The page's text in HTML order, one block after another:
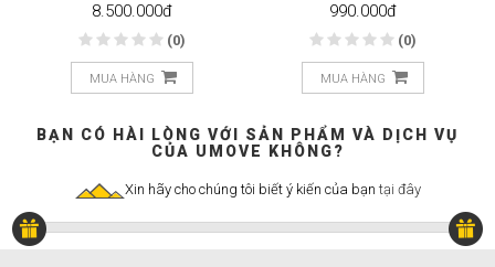
8.500.000đ
(0)
MUA HÀNG
990.000đ
(0)
MUA HÀNG
BẠN CÓ HÀI LÒNG VỚI SẢN PHẨM VÀ DỊCH VỤ
CỦA UMOVE KHÔNG?
Xin hãy cho chúng tôi biết ý kiến của bạn tại đây